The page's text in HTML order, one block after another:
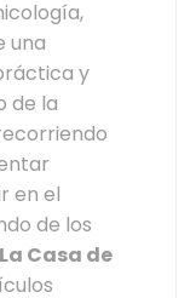
una
y
de la
en el
de los
La Casa de